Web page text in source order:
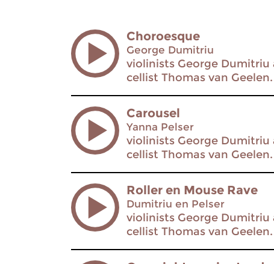
Choroesque
George Dumitriu
violinists George Dumitriu
cellist Thomas van Geelen.
Carousel
Yanna Pelser
violinists George Dumitriu
cellist Thomas van Geelen.
Roller en Mouse Rave
Dumitriu en Pelser
violinists George Dumitriu
cellist Thomas van Geelen.